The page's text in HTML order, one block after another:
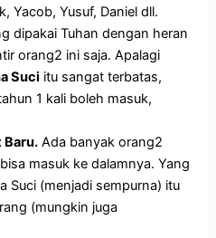
Yacob, Yusuf, Daniel dll.
dipakai Tuhan dengan heran
orang2 ini saja. Apalagi
Suci itu sangat terbatas,
1 kali boleh masuk,
Baru. Ada banyak orang2
masuk ke dalamnya. Yang
Suci (menjadi sempurna) itu
(mungkin juga